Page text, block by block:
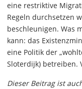
eine restriktive
Regeln durchsetzen
beschleunigen. Was
kann: das
eine Politik der
Sloterdijk) betreiben.
Dieser Beitrag ist